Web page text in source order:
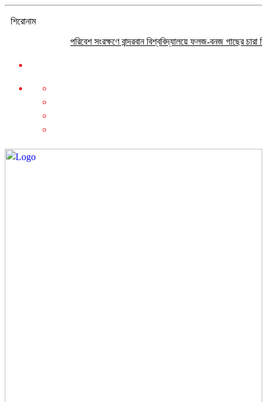
শিরোনাম
পরিবেশ সংরক্ষণে বান্দরবান বিশ্ববিদ্যালয়ে ফলজ-বনজ গাছের চারা বিতরণ